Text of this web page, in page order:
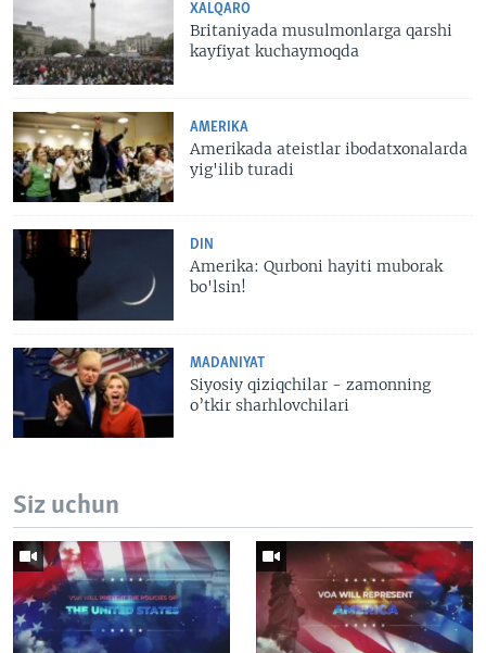
XALQARO
Britaniyada musulmonlarga qarshi
kayfiyat kuchaymoqda
AMERIKA
Amerikada ateistlar ibodatxonalarda
yig'ilib turadi
DIN
Amerika: Qurboni hayiti muborak
bo'lsin!
MADANIYAT
Siyosiy qiziqchilar - zamonning
o’tkir sharhlovchilari
Siz uchun